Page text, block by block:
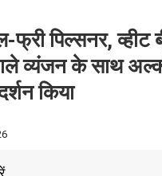
पिल्सनर, व्हीट
व्यंजन के साथ
किया